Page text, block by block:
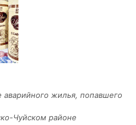
аварийного жилья, попавшего
Чуйском районе